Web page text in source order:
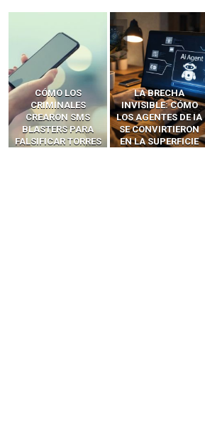
LA BRECHA
INVISIBLE: CÓMO
LOS AGENTES DE IA
SE CONVIRTIERON
EN LA SUPERFICIE
OLVIDA
METASPLOIT: CÓMO
PREDATOR HACKEA
CUALQUIER MÓVIL
CON ATAQUES